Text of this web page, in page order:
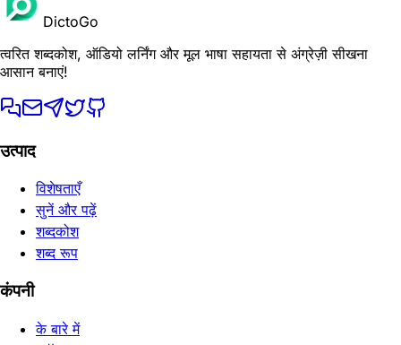
DictoGo
त्वरित शब्दकोश, ऑडियो लर्निंग और मूल भाषा सहायता से अंग्रेज़ी सीखना
आसान बनाएं!
उत्पाद
विशेषताएँ
सुनें और पढ़ें
शब्दकोश
शब्द रूप
कंपनी
के बारे में